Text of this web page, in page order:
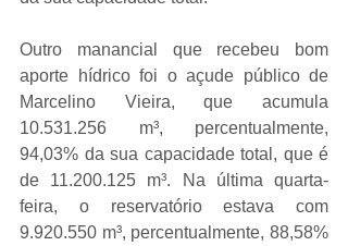
Outro manancial que recebeu bom
aporte hídrico foi o açude público de
Marcelino Vieira, que acumula
10.531.256 m³, percentualmente,
94,03% da sua capacidade total, que é
de 11.200.125 m³. Na última quarta-
feira, o reservatório estava com
9.920.550 m³, percentualmente, 88,58%